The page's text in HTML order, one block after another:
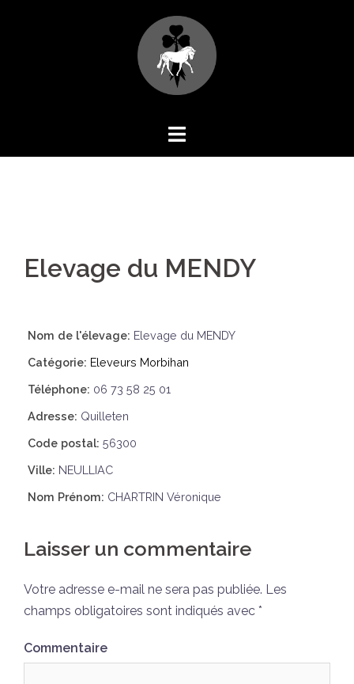
Elevage du MENDY
Nom de l'élevage: Elevage du MENDY
Catégorie: Eleveurs Morbihan
Téléphone: 06 73 58 25 01
Adresse: Quilleten
Code postal: 56300
Ville: NEULLIAC
Nom Prénom: CHARTRIN Véronique
Laisser un commentaire
Votre adresse e-mail ne sera pas publiée. Les
champs obligatoires sont indiqués avec *
Commentaire